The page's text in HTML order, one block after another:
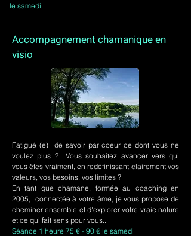
le samedi
Accompagnement chamanique en
visio
Fatigué (e) de savoir par coeur ce dont vous ne
voulez plus ? Vous souhaitez avancer vers qui
vous êtes vraiment, en redéfinissant clairement vos
valeurs, vos besoins, vos limites ?
En tant que chamane, formée au coaching en
2005, connectée à votre âme, je vous propose de
cheminer ensemble et d'explorer votre vraie nature
et ce qui fait sens pour vous..
Séance 1 heure 75 € - 90 € le samedi